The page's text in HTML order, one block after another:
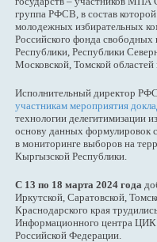
группа РФСВ, в состав
молодежных избирательных
Российского фонда
Республики, Республики
Московской, Томской
Исполнительный директор
участникам мероприятия
технологии делегитимизации
основу данных формулировок
в мониторинге выборов на
Кыргызской Республики.
С 13 по 18 марта 2024 года
Иркутской, Саратовской,
Краснодарского края
Информационного центра ЦИК
Российской Федерации.